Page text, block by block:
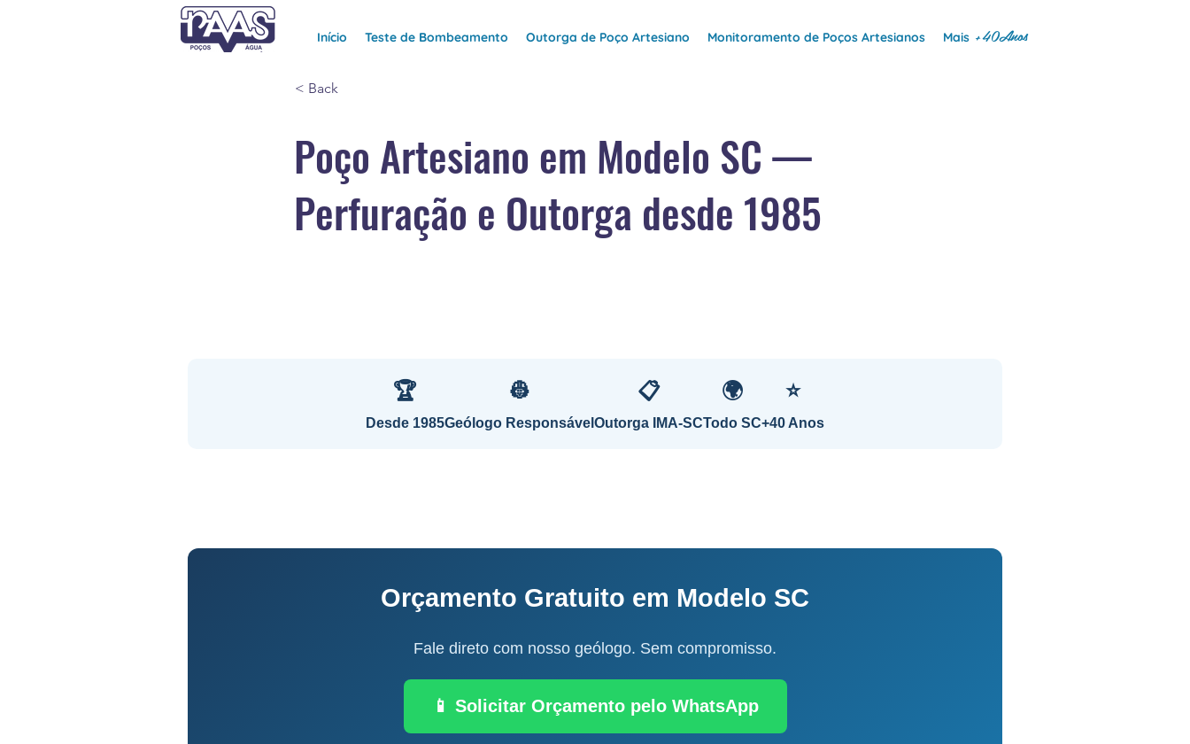
Início Teste de Bombeamento Outorga de Poço Artesiano Monitoramento de Poços Artesianos Mais +40Anos
< Back
Poço Artesiano em Modelo SC —
Perfuração e Outorga desde 1985
🏆
Desde 1985
👷
Geólogo Responsável
📋
Outorga IMA-SC
🌍
Todo SC
⭐
+40 Anos
Orçamento Gratuito em Modelo SC
Fale direto com nosso geólogo. Sem compromisso.
📱 Solicitar Orçamento pelo WhatsApp